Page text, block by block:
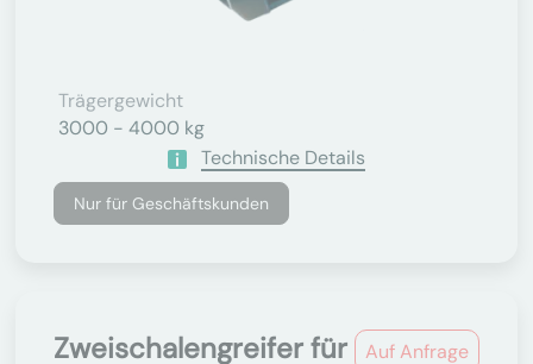
Trägergewicht
3000 - 4000 kg
Technische Details
Nur für Geschäftskunden
Auf Anfrage
Zweischalengreifer für